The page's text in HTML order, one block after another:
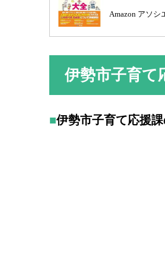
Amazon アソシ
伊勢市子育て
伊勢市子育て応援課